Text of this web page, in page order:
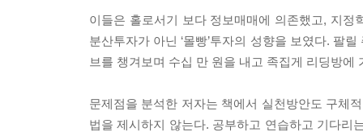
이들은 홀로서기 보다 정보매매에 의존했고, 지
분산투자가 아닌 ‘몰빵’투자의 성향을 보였다. 팔
브를 챙겨보며 수십 만 원을 내고 족집게 리딩방
문제점을 분석한 저자는 책에서 실천방안도 구체
법을 제시하지 않는다. 공부하고 연습하고 기다리